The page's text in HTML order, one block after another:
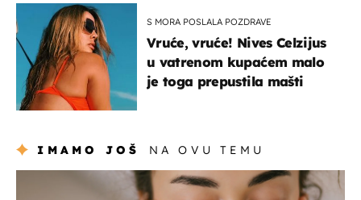
S MORA POSLALA POZDRAVE
Vruće, vruće! Nives Celzijus
u vatrenom kupaćem malo
je toga prepustila mašti
IMAMO JOŠ NA OVU TEMU
moda & ljepota